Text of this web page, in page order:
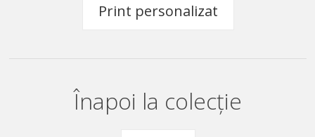
Print personalizat
Înapoi la colecție